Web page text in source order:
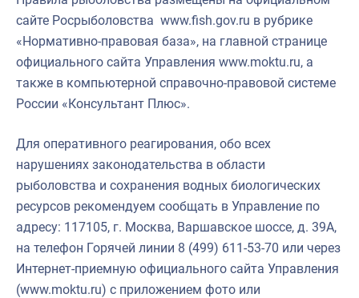
сайте Росрыболовства www.fish.gov.ru в рубрике
«Нормативно-правовая база», на главной странице
официального сайта Управления www.moktu.ru, а
также в компьютерной справочно-правовой системе
России «Консультант Плюс».
Для оперативного реагирования, обо всех
нарушениях законодательства в области
рыболовства и сохранения водных биологических
ресурсов рекомендуем сообщать в Управление по
адресу: 117105, г. Москва, Варшавское шоссе, д. 39А,
на телефон Горячей линии 8 (499) 611-53-70 или через
Интернет-приемную официального сайта Управления
(www.moktu.ru) с приложением фото или